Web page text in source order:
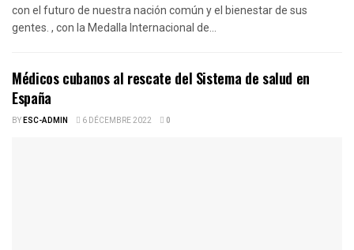
con el futuro de nuestra nación común y el bienestar de sus
gentes. , con la Medalla Internacional de...
Médicos cubanos al rescate del Sistema de salud en
España
BYESC-ADMIN 6 DÉCEMBRE 2022 0